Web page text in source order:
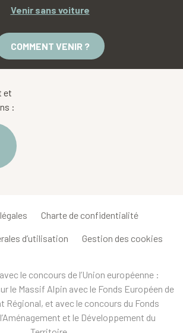
Venir sans voiture
COMMENT VENIR ?
et
:
Charte de confidentialité
d’utilisation Gestion des cookies
le concours de l’Union européenne :
le Massif Alpin avec le Fonds Européen de
Régional, et avec le concours du Fonds
et le Développement du